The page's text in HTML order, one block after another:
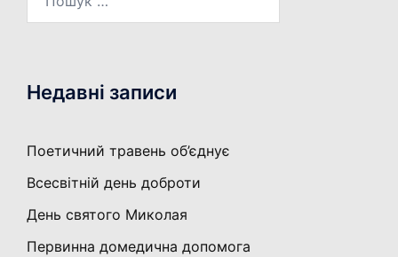
Недавні записи
Поетичний травень об’єднує
Всесвітній день доброти
День святого Миколая
Первинна домедична допомога